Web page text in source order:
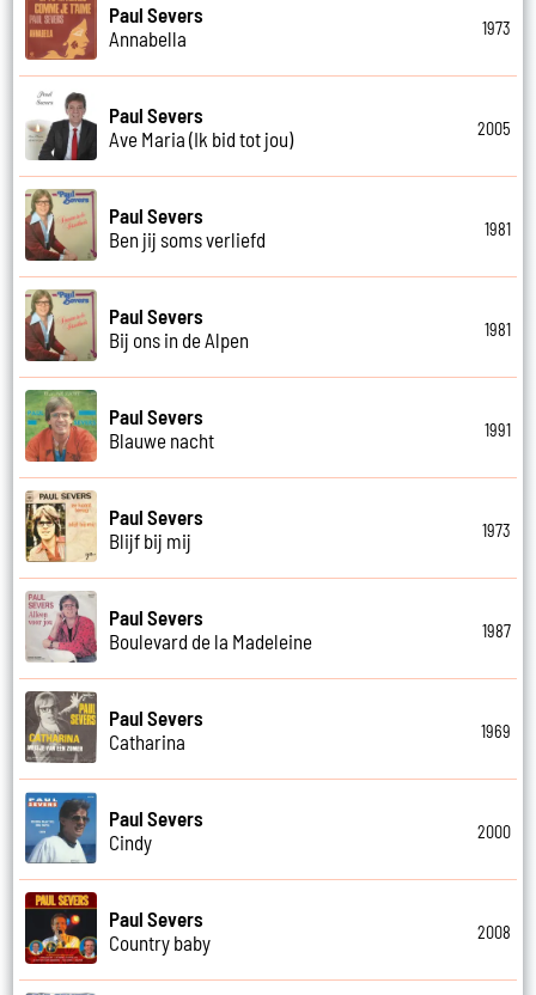
Paul Severs
Annabella
1973
Paul Severs
Ave Maria (Ik bid tot jou)
2005
Paul Severs
Ben jij soms verliefd
1981
Paul Severs
Bij ons in de Alpen
1981
Paul Severs
Blauwe nacht
1991
Paul Severs
Blijf bij mij
1973
Paul Severs
Boulevard de la Madeleine
1987
Paul Severs
Catharina
1969
Paul Severs
Cindy
2000
Paul Severs
Country baby
2008